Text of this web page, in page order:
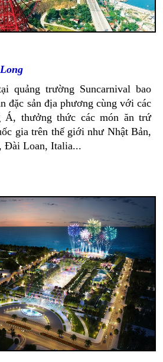
quảng trường Suncarnival bao
đặc sản địa phương cùng với các
Á, thưởng thức các món ăn trứ
gia trên thế giới như Nhật Bản,
Đài Loan, Italia...